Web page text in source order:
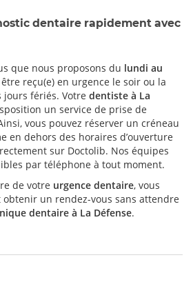
dentaire rapidement avec
que nous proposons du lundi au
reçu(e) en urgence le soir ou la
jours fériés. Votre dentiste à La
un service de prise de
vous pouvez réserver un créneau
en dehors des horaires d’ouverture
sur Doctolib. Nos équipes
par téléphone à tout moment.
de votre urgence dentaire, vous
un rendez-vous sans attendre
dentaire à La Défense.